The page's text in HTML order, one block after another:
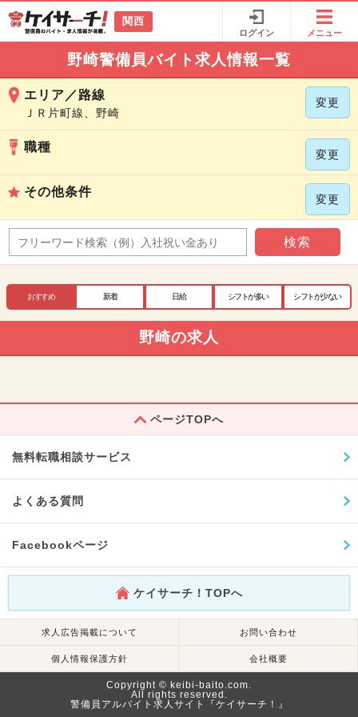
関西
ログイン メニュー
野崎警備員バイト求人情報一覧
エリア／路線
ＪＲ片町線、野崎
変更
職種
変更
その他条件
変更
検索
おすすめ 新着 日給 シフトが多い シフトが少ない
野崎の求人
ページTOPへ
無料転職相談サービス
よくある質問
Facebookページ
ケイサーチ！TOPへ
求人広告掲載について お問い合わせ
個人情報保護方針 会社概要
Copyright © keibi-baito.com.
All rights reserved.
警備員アルバイト求人サイト『ケイサーチ！』